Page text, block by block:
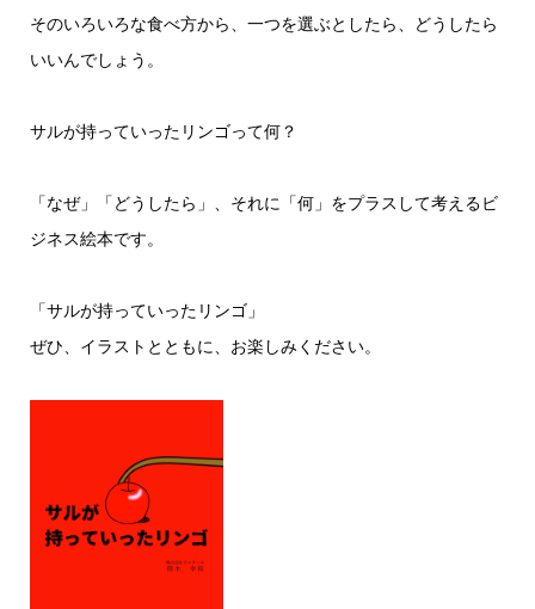
そのいろいろな食べ方から、一つを選ぶとしたら、どうしたら
いいんでしょう。
サルが持っていったリンゴって何？
「なぜ」「どうしたら」、それに「何」をプラスして考えるビ
ジネス絵本です。
「サルが持っていったリンゴ」
ぜひ、イラストとともに、お楽しみください。